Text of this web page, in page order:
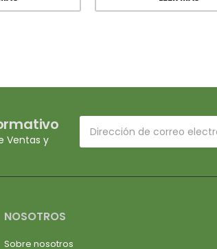
Ventas y
NOSOTROS
Sobre nosotros